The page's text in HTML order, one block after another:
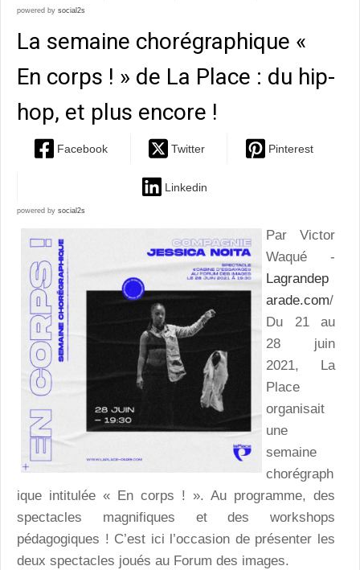
powered by social2s
La semaine chorégraphique «
En corps ! » de La Place : du hip-
hop, et plus encore !
Facebook Twitter Pinterest
Linkedin
powered by social2s
Par Victor
Waqué -
Lagrandep
arade.com/
Du 21 au
28 juin
2021, La
Place
organisait
une
semaine
chorégraph
ique intitulée « En corps ! ». Au programme, des
spectacles magnifiques et des workshops
pédagogiques ! C’est ici l’occasion de présenter les
deux spectacles joués au Forum des images.